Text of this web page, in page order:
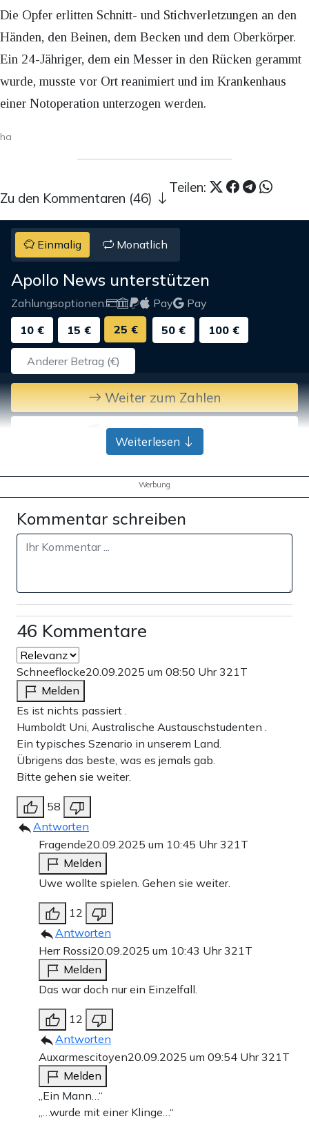
Die Opfer erlitten Schnitt- und Stichverletzungen an den
Händen, den Beinen, dem Becken und dem Oberkörper.
Ein 24-Jähriger, dem ein Messer in den Rücken gerammt
wurde, musste vor Ort reanimiert und im Krankenhaus
einer Notoperation unterzogen werden.
ha
Teilen:
Zu den Kommentaren (46)
Einmalig Monatlich
Apollo News unterstützen
Zahlungsoptionen: Pay
Pay
10 €
15 € 25 € 50 € 100 €
Weiter zum Zahlen
Bank-Überweisung
Weiterlesen
Werbung
Kommentar schreiben
46 Kommentare
Schneeflocke20.09.2025 um 08:50 Uhr321T
Melden
Es ist nichts passiert .
Humboldt Uni, Australische Austauschstudenten .
Ein typisches Szenario in unserem Land.
Übrigens das beste, was es jemals gab.
Bitte gehen sie weiter.
58
Antworten
Fragende20.09.2025 um 10:45 Uhr321T
Melden
Uwe wollte spielen. Gehen sie weiter.
12
Antworten
Herr Rossi20.09.2025 um 10:43 Uhr321T
Melden
Das war doch nur ein Einzelfall.
12
Antworten
Auxarmescitoyen20.09.2025 um 09:54 Uhr321T
Melden
„Ein Mann…“
„…wurde mit einer Klinge…“